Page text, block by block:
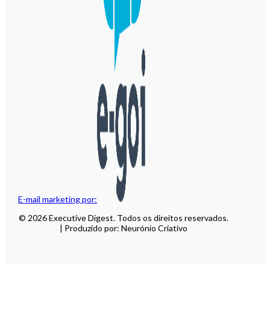
E-mail marketing por:
© 2026 Executive Digest. Todos os direitos reservados.
| Produzido por: Neurónio Criativo